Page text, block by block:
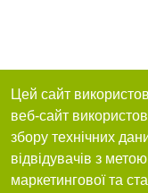
Цей сайт
веб-сайт
збору технічних
відвідувачів з
маркетингової та